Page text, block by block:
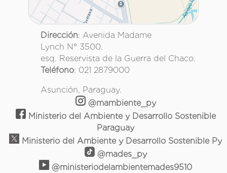
Dirección: Avenida Madame
Lynch N° 3500.
esq. Reservista de la Guerra del Chaco.
Teléfono: 021 2879000
Asunción, Paraguay.
@mambiente_py
Ministerio del Ambiente y Desarrollo Sostenible
Paraguay
Ministerio del Ambiente y Desarrollo Sostenible Py
@mades_py
@ministeriodelambientemades9510